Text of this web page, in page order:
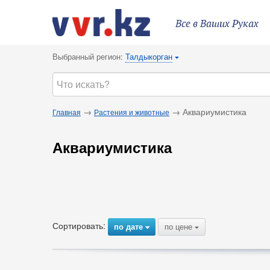
Все в Ваших Руках
Выбранный регион: Талдыкорган {
Главная → Растения и животные → Аквариумистика
Аквариумистика
Сортировать: по дате{ по цене {